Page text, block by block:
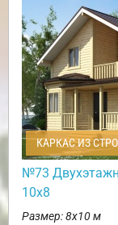
КАРКАС ИЗ
№73
10х8
Размер: 8х10 м